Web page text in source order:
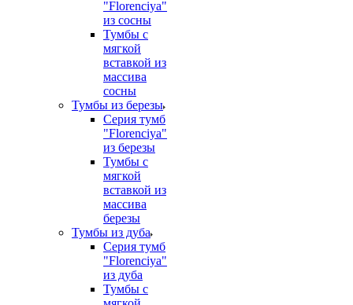
"Florenciya"
из сосны
Тумбы с
мягкой
вставкой из
массива
сосны
Тумбы из березы
Серия тумб
"Florenciya"
из березы
Тумбы с
мягкой
вставкой из
массива
березы
Тумбы из дуба
Серия тумб
"Florenciya"
из дуба
Тумбы с